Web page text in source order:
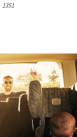
1351